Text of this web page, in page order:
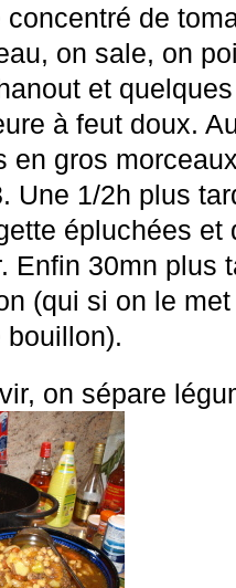
de
on sale, on
et
à feut doux.
en gros
Une 1/2h plus
épluchées
Enfin 30mn plus
(qui si on le
on sépare